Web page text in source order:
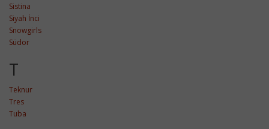
Sistina
Siyah İnci
Snowgirls
Südor
T
Teknur
Tres
Tuba